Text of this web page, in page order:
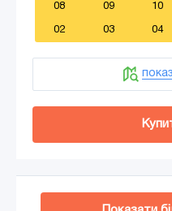
08 09 10
02 03 04
Додати в кошик